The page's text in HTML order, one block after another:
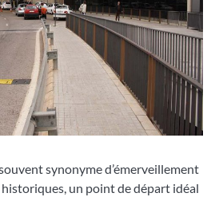
synonyme d’émerveillement
historiques, un point de départ idéal